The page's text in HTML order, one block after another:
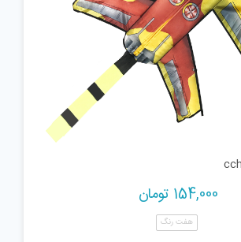
154,000 تومان
هفت رنگ